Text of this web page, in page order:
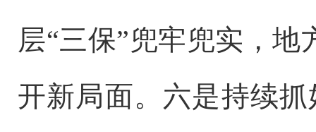
层“三保”兜牢兜实，
开新局面。六是持续